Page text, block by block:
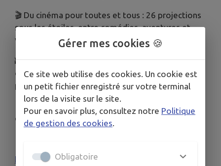
🎬 Du cinéma pour toutes et tous : 26 projections
sous les étoiles, entre comédies, aventures et
voyages.
🏰 Profitez également de 8 rendez-vous Pays
d’art et d’histoire pour découvrir des sites
patrimoniaux avant les projections.
🍴 Marchés gourmands, repas partagés, buvettes
et animations rythmeront aussi vos soirées.
https://www.cauvaldor.fr/mes-sorties-mes-
Gérer mes cookies 🍪
Ce site web utilise des cookies. Un cookie est
un petit fichier enregistré sur votre terminal
lors de la visite sur le site.
Pour en savoir plus, consultez notre Politique
de gestion des cookies
Obligatoire